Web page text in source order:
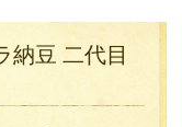
納豆 二代目